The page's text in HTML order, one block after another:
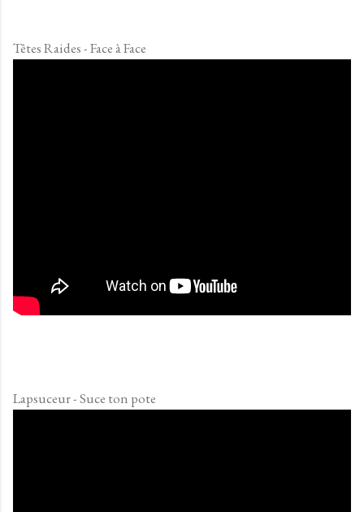
Têtes Raides - Face à Face
Lapsuceur - Suce ton pote